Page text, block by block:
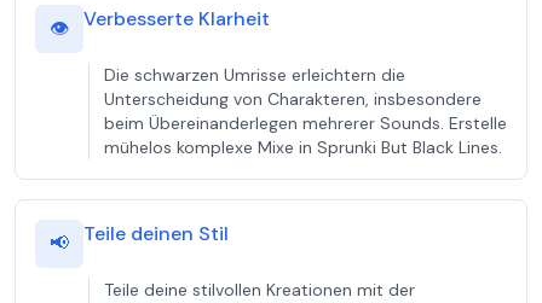
👁️ Verbesserte Klarheit
Die schwarzen Umrisse erleichtern die
Unterscheidung von Charakteren, insbesondere
beim Übereinanderlegen mehrerer Sounds. Erstelle
mühelos komplexe Mixe in Sprunki But Black Lines.
📢 Teile deinen Stil
Teile deine stilvollen Kreationen mit der